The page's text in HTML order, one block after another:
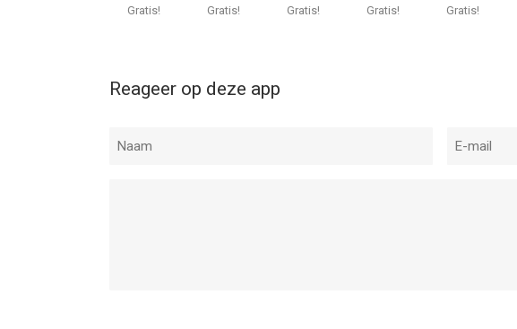
tellen
Gratis!
Gratis!
tellen
Gratis!
Gratis!
Animal Match
Gratis!
Reageer op deze app